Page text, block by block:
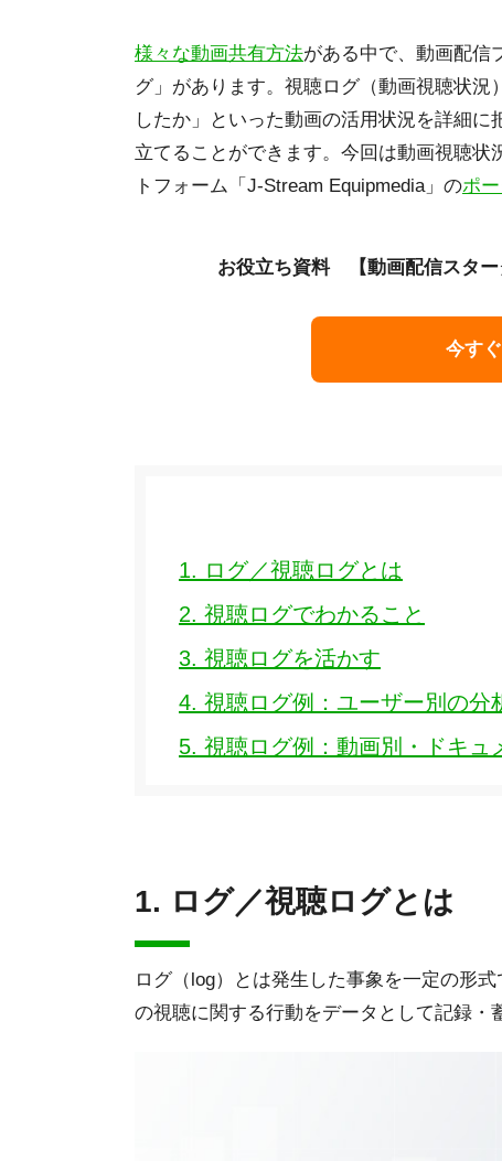
様々な動画共有方法がある中で、動画配信
グ」があります。視聴ログ（動画視聴状
したか」といった動画の活用状況を詳細
立てることができます。今回は動画視聴
トフォーム「J-Stream Equipmedia」のポ
お役立ち資料 【動画配信スター
今す
1. ログ／視聴ログとは
2. 視聴ログでわかること
3. 視聴ログを活かす
4. 視聴ログ例：ユーザー別の分
5. 視聴ログ例：動画別・ドキュ
1. ログ／視聴ログとは
ログ（log）とは発生した事象を一定の形
の視聴に関する行動をデータとして記録・